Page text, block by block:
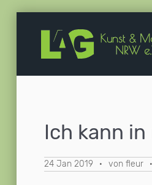
Ich kann
24 Jan 2019 · von fleur ·